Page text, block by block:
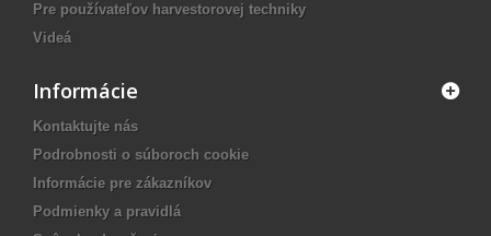
Pre používateľov harvestorovej techniky
Videá
Informácie
Kontaktujte nás
Podrobnosti o súboroch cookie
Informácie pre zákazníkov
Podmienky a pravidlá